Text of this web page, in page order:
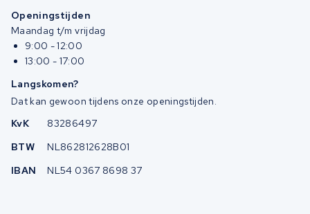
Openingstijden
Maandag t/m vrijdag
9:00 - 12:00
13:00 - 17:00
Langskomen?
Dat kan gewoon tijdens onze openingstijden.
KvK
83286497
BTW
NL862812628B01
IBAN
NL54 0367 8698 37